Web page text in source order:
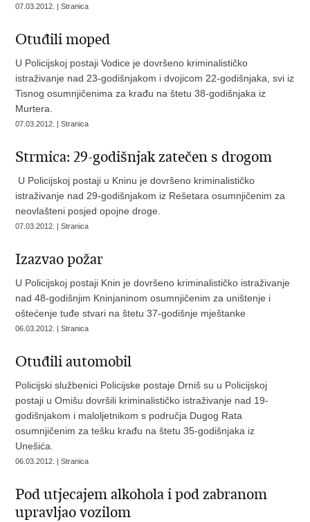
07.03.2012. | Stranica
Otuđili moped
U Policijskoj postaji Vodice je dovršeno kriminalističko
istraživanje nad 23-godišnjakom i dvojicom 22-godišnjaka, svi iz
Tisnog osumnjičenima za krađu na štetu 38-godišnjaka iz
Murtera.
07.03.2012. | Stranica
Strmica: 29-godišnjak zatečen s drogom
U Policijskoj postaji u Kninu je dovršeno kriminalističko
istraživanje nad 29-godišnjakom iz Rešetara osumnjičenim za
neovlašteni posjed opojne droge.
07.03.2012. | Stranica
Izazvao požar
U Policijskoj postaji Knin je dovršeno kriminalističko istraživanje
nad 48-godišnjim Kninjaninom osumnjičenim za uništenje i
oštećenje tuđe stvari na štetu 37-godišnje mještanke
06.03.2012. | Stranica
Otuđili automobil
Policijski službenici Policijske postaje Drniš su u Policijskoj
postaji u Omišu dovršili kriminalističko istraživanje nad 19-
godišnjakom i maloljetnikom s područja Dugog Rata
osumnjičenim za tešku krađu na štetu 35-godišnjaka iz
Unešića.
06.03.2012. | Stranica
Pod utjecajem alkohola i pod zabranom
upravljao vozilom